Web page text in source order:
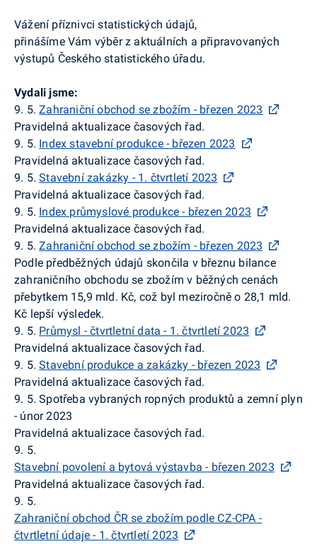
Vážení příznivci statistických údajů,
přinášíme Vám výběr z aktuálních a připravovaných
výstupů Českého statistického úřadu.
Vydali jsme:
9. 5.Zahraniční obchod se zbožím - březen 2023
Pravidelná aktualizace časových řad.
9. 5. Index stavební produkce - březen 2023
Pravidelná aktualizace časových řad.
9. 5.Stavební zakázky - 1. čtvrtletí 2023
Pravidelná aktualizace časových řad.
9. 5. Index průmyslové produkce - březen 2023
Pravidelná aktualizace časových řad.
9. 5.Zahraniční obchod se zbožím - březen 2023
Podle předběžných údajů skončila v březnu bilance
zahraničního obchodu se zbožím v běžných cenách
přebytkem 15,9 mld. Kč, což byl meziročně o 28,1 mld.
Kč lepší výsledek.
9. 5. Průmysl - čtvrtletní data - 1. čtvrtletí 2023
Pravidelná aktualizace časových řad.
9. 5.Stavební produkce a zakázky - březen 2023
Pravidelná aktualizace časových řad.
9. 5.Spotřeba vybraných ropných produktů a zemní plyn
- únor 2023
Pravidelná aktualizace časových řad.
9. 5.
Stavební povolení a bytová výstavba - březen 2023
Pravidelná aktualizace časových řad.
9. 5.
Zahraniční obchod ČR se zbožím podle CZ-CPA -
čtvrtletní údaje - 1. čtvrtletí 2023